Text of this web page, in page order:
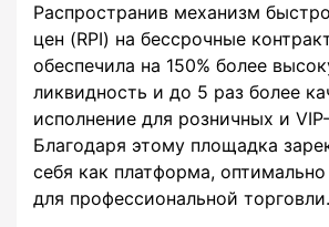
Распространив механизм
цен (RPI) на бессрочные
обеспечила на 150% более
ликвидность и до 5 раз более
исполнение для розничных и
Благодаря этому площадка
себя как платформа,
для профессиональной торговли.